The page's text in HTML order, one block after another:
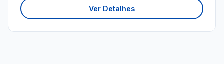
Ver Detalhes